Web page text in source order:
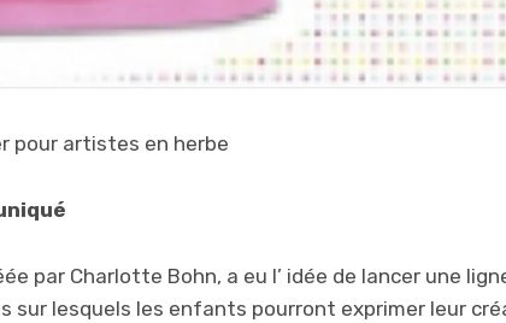
pour artistes en herbe
par Charlotte Bohn, a eu l’ idée de lancer une
sur lesquels les enfants pourront exprimer leur